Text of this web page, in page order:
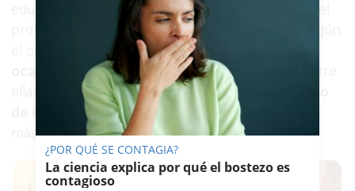
educativa. Las reivindicaciones planteadas por el
profesorado valenciano sondemandas
se han repetido en numerosas
ocasiones y están “más que justificadas”
ellas figuran lareducción de la ratio
de las plantillasdocentes y la incorporación de
másrecursoshumanos y materiales.
¿POR QUÉ SE CONTAGIA?
La ciencia explica por qué el bostezo es
contagioso